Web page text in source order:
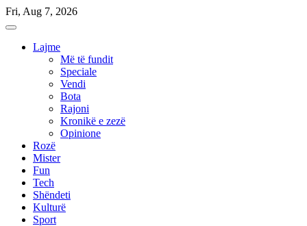
Skip
to
Fri, Aug 7, 2026
Lajme
Më të fundit
Speciale
Vendi
Bota
Rajoni
Kronikë e zezë
Opinione
Rozë
Mister
Fun
Tech
Shëndeti
Kulturë
Sport